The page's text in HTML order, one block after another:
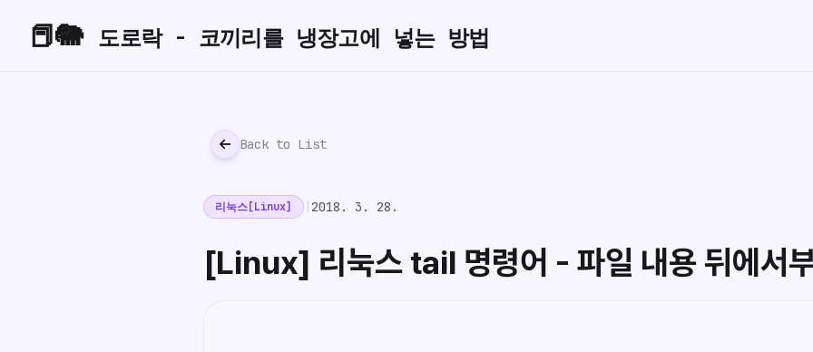
📕🐘 도로락 - 코끼리를 냉장고에 넣는 방법
Back to List
리눅스[Linux] 2018. 3. 28.
[Linux] 리눅스 tail 명령어 - 파일 내용 뒤에서